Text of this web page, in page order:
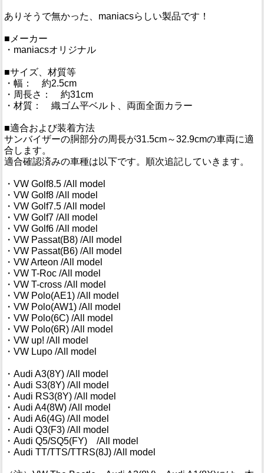
ありそうで無かった、maniacsらしい製品です！
■メーカー
・maniacsオリジナル
■サイズ、材質等
・幅： 約2.5cm
・周長さ： 約31cm
・材質： 織ゴム平ベルト、両面全面カラー
■適合および装着方法
サンバイザーの胴部分の周長が31.5cm～32.9cmの車両に適
合します。
適合確認済みの車種は以下です。順次追記していきます。
・VW Golf8.5 /All model
・VW Golf8 /All model
・VW Golf7.5 /All model
・VW Golf7 /All model
・VW Golf6 /All model
・VW Passat(B8) /All model
・VW Passat(B6) /All model
・VW Arteon /All model
・VW T-Roc /All model
・VW T-cross /All model
・VW Polo(AE1) /All model
・VW Polo(AW1) /All model
・VW Polo(6C) /All model
・VW Polo(6R) /All model
・VW up! /All model
・VW Lupo /All model
・Audi A3(8Y) /All model
・Audi S3(8Y) /All model
・Audi RS3(8Y) /All model
・Audi A4(8W) /All model
・Audi A6(4G) /All model
・Audi Q3(F3) /All model
・Audi Q5/SQ5(FY) /All model
・Audi TT/TTS/TTRS(8J) /All model